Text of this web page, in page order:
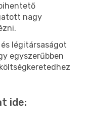
nagy
légitársaságot
egyszerűbben
ide: